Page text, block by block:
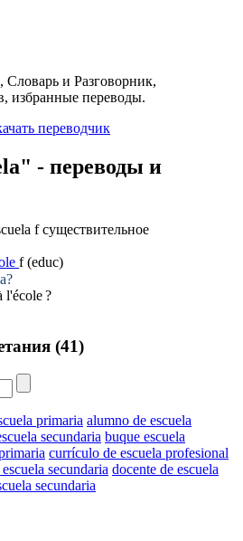
Словарь и Разговорник,
избранные переводы.
- переводы и
f существительное
f (educ)
?
l'école?
(41)
primaria alumno de escuela
secundaria buque escuela
currículo de escuela profesional
secundaria docente de escuela
secundaria